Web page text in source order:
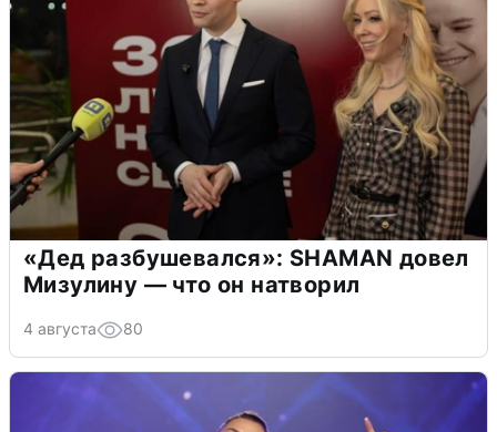
«Дед разбушевался»: SHAMAN довел
Мизулину — что он натворил
4 августа 80